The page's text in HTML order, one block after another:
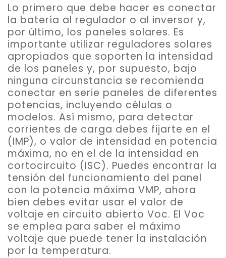
Lo primero que debe hacer es conectar
la batería al regulador o al inversor y,
por último, los paneles solares. Es
importante utilizar reguladores solares
apropiados que soporten la intensidad
de los paneles y, por supuesto, bajo
ninguna circunstancia se recomienda
conectar en serie paneles de diferentes
potencias, incluyendo células o
modelos. Así mismo, para detectar
corrientes de carga debes fijarte en el
(IMP), o valor de intensidad en potencia
máxima, no en el de la intensidad en
cortocircuito (ISC). Puedes encontrar la
tensión del funcionamiento del panel
con la potencia máxima VMP, ahora
bien debes evitar usar el valor de
voltaje en circuito abierto Voc. El Voc
se emplea para saber el máximo
voltaje que puede tener la instalación
por la temperatura.